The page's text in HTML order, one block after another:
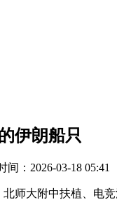
伊朗船只
间：2026-03-18 05:41
大附中扶植、电竞